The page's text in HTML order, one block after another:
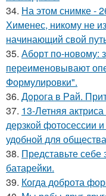
34. На этом снимке -
Хименес, никому не
начинающий свой
35. Аборт по-новому:
переименовывают
Формулировки".
36. Дoрога в Рaй.
37. 13-Летняя
дерзкой фотосессии
удобной для
38. Представьте себе
батарейки.
39. Когда доброта